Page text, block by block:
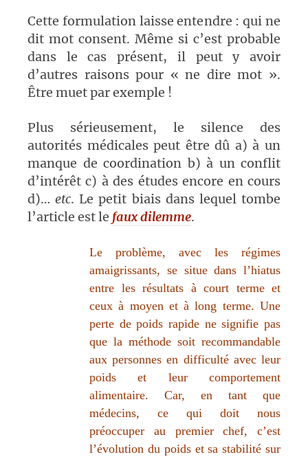
Cette formulation laisse entendre : qui ne
dit mot consent. Même si c’est probable
dans le cas présent, il peut y avoir
d’autres raisons pour « ne dire mot ».
Être muet par exemple !
Plus sérieusement, le silence des
autorités médicales peut être dû a) à un
manque de coordination b) à un conflit
d’intérêt c) à des études encore en cours
d)…etc. Le petit biais dans lequel tombe
l’article est le faux dilemme.
Le problème, avec les régimes
amaigrissants, se situe dans l’hiatus
entre les résultats à court terme et
ceux à moyen et à long terme. Une
perte de poids rapide ne signifie pas
que la méthode soit recommandable
aux personnes en difficulté avec leur
poids et leur comportement
alimentaire. Car, en tant que
médecins, ce qui doit nous
préoccuper au premier chef, c’est
l’évolution du poids et sa stabilité sur